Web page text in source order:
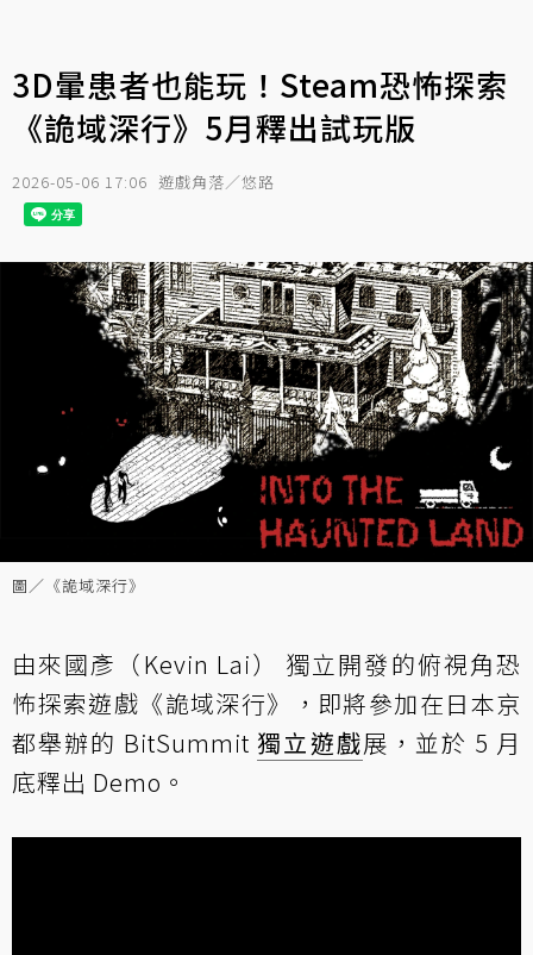
3D暈患者也能玩！Steam恐怖探索
《詭域深行》5月釋出試玩版
2026-05-06 17:06 遊戲角落／悠路
圖／《詭域深行》
由來國彥（Kevin Lai） 獨立開發的俯視角恐
怖探索遊戲《詭域深行》，即將參加在日本京
都舉辦的 BitSummit 獨立遊戲展，並於 5 月
底釋出 Demo。